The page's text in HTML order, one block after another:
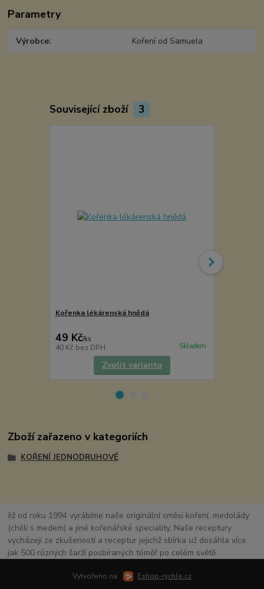
Parametry
Výrobce Koření od Samuela
Související zboží 3
Kořenka lékárenská hnědá
49 Kč/ks
40 Kč bez DPH Skladem
Zvolit variantu
Zboží zařazeno v kategoriích
KOŘENÍ JEDNODRUHOVÉ
Již od roku 1994 vyrábíme naše originální směsi koření, medolády
(chilli s medem) a jiné kořenářské speciality. Naše receptury
vycházejí ze zkušeností a receptur jejichž sbírka už dosáhla více
jak 500 různých šarží posbíraných téměř po celém světě.
Vytvořeno na Eshop-rychle.cz